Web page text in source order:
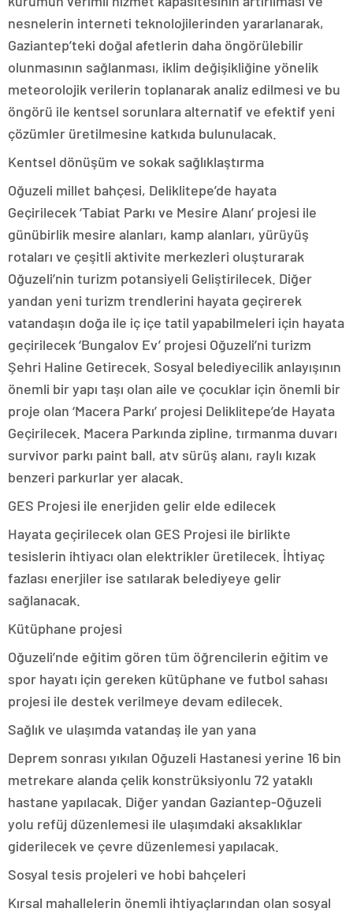
nesnelerin interneti teknolojilerinden yararlanarak,
Gaziantep’teki doğal afetlerin daha öngörülebilir
olunmasının sağlanması, iklim değişikliğine yönelik
meteorolojik verilerin toplanarak analiz edilmesi ve bu
öngörü ile kentsel sorunlara alternatif ve efektif yeni
çözümler üretilmesine katkıda bulunulacak.
Kentsel dönüşüm ve sokak sağlıklaştırma
Oğuzeli millet bahçesi, Deliklitepe’de hayata
Geçirilecek ‘Tabiat Parkı ve Mesire Alanı’ projesi ile
günübirlik mesire alanları, kamp alanları, yürüyüş
rotaları ve çeşitli aktivite merkezleri oluşturarak
Oğuzeli’nin turizm potansiyeli Geliştirilecek. Diğer
yandan yeni turizm trendlerini hayata geçirerek
vatandaşın doğa ile iç içe tatil yapabilmeleri için hayata
geçirilecek ‘Bungalov Ev’ projesi Oğuzeli’ni turizm
Şehri Haline Getirecek. Sosyal belediyecilik anlayışının
önemli bir yapı taşı olan aile ve çocuklar için önemli bir
proje olan ‘Macera Parkı’ projesi Deliklitepe’de Hayata
Geçirilecek. Macera Parkında zipline, tırmanma duvarı
survivor parkı paint ball, atv sürüş alanı, raylı kızak
benzeri parkurlar yer alacak.
GES Projesi ile enerjiden gelir elde edilecek
Hayata geçirilecek olan GES Projesi ile birlikte
tesislerin ihtiyacı olan elektrikler üretilecek. İhtiyaç
fazlası enerjiler ise satılarak belediyeye gelir
sağlanacak.
Kütüphane projesi
Oğuzeli’nde eğitim gören tüm öğrencilerin eğitim ve
spor hayatı için gereken kütüphane ve futbol sahası
projesi ile destek verilmeye devam edilecek.
Sağlık ve ulaşımda vatandaş ile yan yana
Deprem sonrası yıkılan Oğuzeli Hastanesi yerine 16 bin
metrekare alanda çelik konstrüksiyonlu 72 yataklı
hastane yapılacak. Diğer yandan Gaziantep-Oğuzeli
yolu refüj düzenlemesi ile ulaşımdaki aksaklıklar
giderilecek ve çevre düzenlemesi yapılacak.
Sosyal tesis projeleri ve hobi bahçeleri
Kırsal mahallelerin önemli ihtiyaçlarından olan sosyal